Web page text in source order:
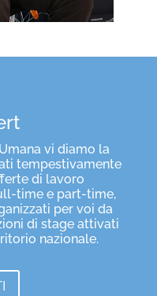
vi diamo la
tempestivamente
di lavoro
time e part-time,
per voi da
di stage attivati
nazionale.